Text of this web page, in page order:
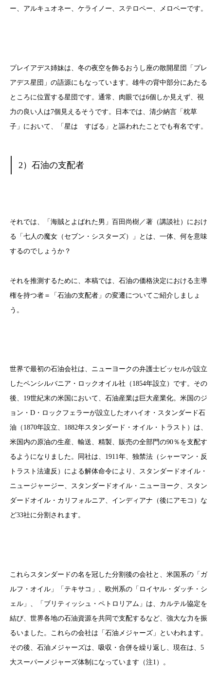
ー、アルキュオネー、ケライノー、ステロペー、メロペーです。
プレイアデス姉妹は、冬の夜空を飾るおうし座の散開星団「プレ
アデス星団」の語源にもなっています。雄牛の背中部分にあたる
ところに位置する星団です。通常、肉眼では6個しか見えず、視
力の良い人は7個見えるそうです。日本では、清少納言「枕草
子」において、「星は すばる」と謳われたことでも有名です。
2）石油の支配者
それでは、「海賊とよばれた男」百田尚樹／著（講談社）におけ
る「七人の魔女（セブン・シスターズ）」とは、一体、何を意味
するのでしょうか？
それを推測するために、本稿では、石油の価格決定における主導
権を持つ者＝「石油の支配者」の変遷についてご紹介しましょ
う。
世界で最初の石油会社は、ニューヨークの弁護士ビッセルが設立
したペンシルバニア・ロックオイル社（1854年設立）です。その
後、19世紀末の米国において、石油産業は巨大産業化。米国のジ
ョン・D・ロックフェラーが設立したオハイオ・スタンダード石
油（1870年設立、1882年スタンダード・オイル・トラスト）は、
米国内の原油の生産、輸送、精製、販売の全部門の90％を支配す
るようになりました。同社は、1911年、独禁法（シャーマン・反
トラスト法違反）による解体命令により、スタンダードオイル・
ニュージャージー、スタンダードオイル・ニューヨーク、スタン
ダードオイル・カリフォルニア、インディアナ（後にアモコ）な
ど33社に分割されます。
これらスタンダードの名を冠した分割後の会社と、米国系の「ガ
ルフ・オイル」「テキサコ」、欧州系の「ロイヤル・ダッチ・シ
ェル」、「ブリティッシュ・ペトロリアム」は、カルテル協定を
結び、世界各地の石油資源を共同で支配するなど、強大な力を振
るいました。これらの会社は「石油メジャーズ」といわれます。
その後、石油メジャーズは、吸収・合併を繰り返し、現在は、5
大スーパーメジャーズ体制になっています（注1）。